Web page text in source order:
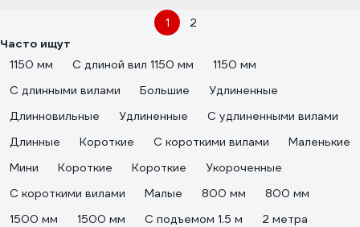
1
2
Часто ищут
1150 мм
С длиной вил 1150 мм
1150 мм
С длинными вилами
Большие
Удлиненные
Длинновильные
Удлиненные
С удлиненными вилами
Длинные
Короткие С короткими вилами
Маленькие
Мини
Короткие Короткие
Укороченные
С короткими вилами
Малые 800 мм
800 мм
1500 мм
1500 мм С подъемом 1.5 м
2 метра